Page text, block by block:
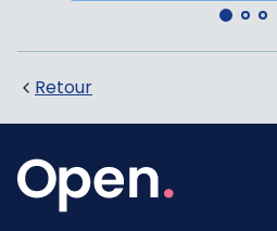
Retour